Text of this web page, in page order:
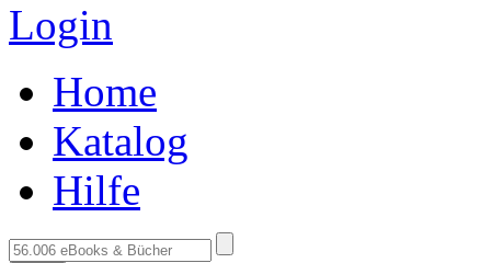
Login
Home
Katalog
Hilfe